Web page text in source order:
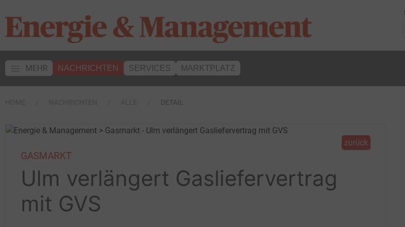
MEHR NACHRICHTEN SERVICES MARKTPLATZ
DETAIL
zurück
GASMARKT
Ulm verlängert Gasliefervertrag
mit GVS